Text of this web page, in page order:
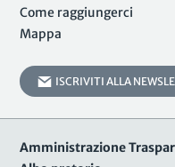
Come raggiungerci
Mappa
ISCRIVITI ALLA
Amministrazione